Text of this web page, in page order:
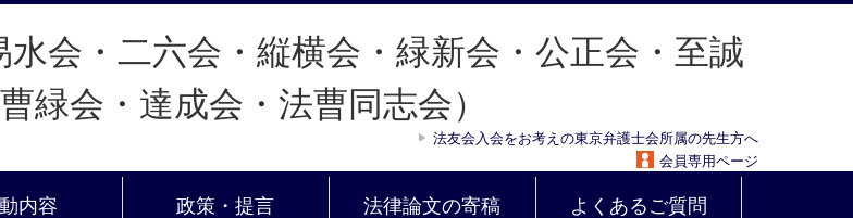
法友会入会をお考えの東京弁護士会所属の先生方へ
会員専用ページ
内容 政策・提言 法律論文の寄稿 よくあるご質問